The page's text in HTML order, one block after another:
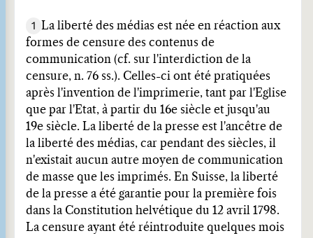
1
La liberté des médias est née en réaction aux
formes de censure des contenus de
communication (cf. sur l'interdiction de la
censure, n. 76 ss.). Celles-ci ont été pratiquées
après l'invention de l'imprimerie, tant par l'Eglise
que par l'Etat, à partir du 16e siècle et jusqu'au
19e siècle. La liberté de la presse est l'ancêtre de
la liberté des médias, car pendant des siècles, il
n'existait aucun autre moyen de communication
de masse que les imprimés. En Suisse, la liberté
de la presse a été garantie pour la première fois
dans la Constitution helvétique du 12 avril 1798.
La censure ayant été réintroduite quelques mois